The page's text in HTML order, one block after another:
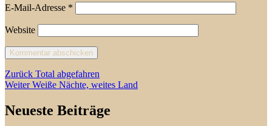
E-Mail-Adresse *
Website
Beitragsnavigation
Zurück Vorheriger
Beitrag:
Total abgefahren
Weiter Nächster
Weiße Nächte, weites Land
Neueste Beiträge